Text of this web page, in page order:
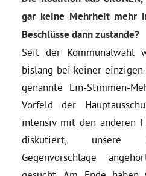
gar keine Mehrheit mehr
Beschlüsse dann zustande?
Seit der Kommunalwahl
bislang bei keiner
genannte Ein-Stimmen-
Vorfeld der
intensiv mit den anderen
diskutiert, unsere
Gegenvorschläge